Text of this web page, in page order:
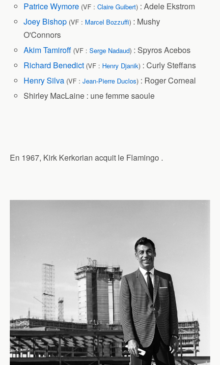
Patrice Wymore (VF :Claire Guibert) : Adele Ekstrom
Joey Bishop (VF : Marcel Bozzuffi) : Mushy
O'Connors
Akim Tamiroff (VF :Serge Nadaud) : Spyros Acebos
Richard Benedict (VF : Henry Djanik) : Curly Steffans
Henry Silva (VF :Jean-Pierre Duclos) : Roger Corneal
Shirley MacLaine : une femme saoule
En 1967, Kirk Kerkorian acquit le Flamingo .